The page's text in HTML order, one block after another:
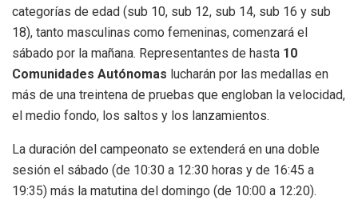
categorías de edad (sub 10, sub 12, sub 14, sub 16 y sub
18), tanto masculinas como femeninas, comenzará el
sábado por la mañana. Representantes de hasta 10
Comunidades Autónomas lucharán por las medallas en
más de una treintena de pruebas que engloban la velocidad,
el medio fondo, los saltos y los lanzamientos.
La duración del campeonato se extenderá en una doble
sesión el sábado (de 10:30 a 12:30 horas y de 16:45 a
19:35) más la matutina del domingo (de 10:00 a 12:20).